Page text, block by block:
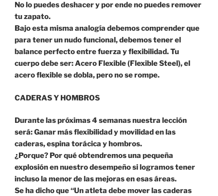
No lo puedes deshacer y por ende no puedes remover
tu zapato.
Bajo esta misma analogía debemos comprender que
para tener un nudo funcional, debemos tener el
balance perfecto entre fuerza y flexibilidad. Tu
cuerpo debe ser: Acero Flexible (Flexible Steel), el
acero flexible se dobla, pero no se rompe.
CADERAS Y HOMBROS
Durante las próximas 4 semanas nuestra lección
será: Ganar más flexibilidad y movilidad en las
caderas, espina torácica y hombros.
¿Porque? Por qué obtendremos una pequeña
explosión en nuestro desempeño si logramos tener
incluso la menor de las mejoras en esas áreas.
Se ha dicho que “Un atleta debe mover las caderas